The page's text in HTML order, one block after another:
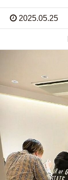
2025.05.25